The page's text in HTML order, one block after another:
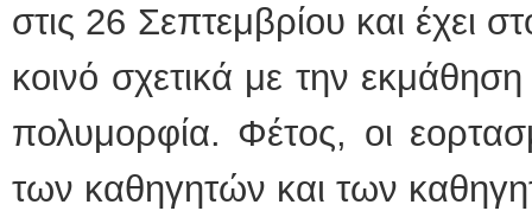
στις 26 Σεπτεμβρίου και έχει
κοινό σχετικά με την
πολυμορφία. Φέτος, οι
των καθηγητών και των